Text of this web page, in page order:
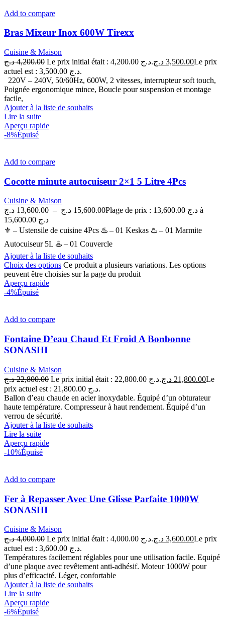
Add to compare
Bras Mixeur Inox 600W Tirexx
Cuisine & Maison
4,200.00 د.ج Le prix initial était : 4,200.00 د.ج. 3,500.00 د.ج
Le prix
actuel est : 3,500.00 د.ج.
220V – 240V, 50/60Hz, 600W, 2 vitesses, interrupteur soft touch,
Poignée ergonomique mince, Boucle pour suspension et montage
facile,
Ajouter à la liste de souhaits
Lire la suite
Aperçu rapide
-8%Épuisé
Add to compare
Cocotte minute autocuiseur 2×1 5 Litre 4Pcs
Cuisine & Maison
13,600.00 د.ج – 15,600.00 د.ج
Plage de prix : 13,600.00 د.ج à
15,600.00 د.ج
⚜ – Ustensile de cuisine 4Pcs ♨️ – 01 Keskas ♨️ – 01 Marmite
Autocuiseur 5L ♨️ – 01 Couvercle
Ajouter à la liste de souhaits
Choix des options Ce produit a plusieurs variations. Les options
peuvent être choisies sur la page du produit
Aperçu rapide
-4%Épuisé
Add to compare
Fontaine D’eau Chaud Et Froid A Bonbonne
SONASHI
Cuisine & Maison
22,800.00 د.ج Le prix initial était : 22,800.00 د.ج. 21,800.00 د.ج
Le
prix actuel est : 21,800.00 د.ج.
Ballon d’eau chaude en acier inoxydable. Équipé d’un obturateur
haute température. Compresseur à haut rendement. Équipé d’un
verrou de sécurité.
Ajouter à la liste de souhaits
Lire la suite
Aperçu rapide
-10%Épuisé
Add to compare
Fer à Repasser Avec Une Glisse Parfaite 1000W
SONASHI
Cuisine & Maison
4,000.00 د.ج Le prix initial était : 4,000.00 د.ج. 3,600.00 د.ج
Le prix
actuel est : 3,600.00 د.ج.
Températures facilement réglables pour une utilisation facile. Equipé
d’une plaque avec revêtement anti-adhésif. Moteur 1000W pour
plus d’efficacité. Léger, confortable
Ajouter à la liste de souhaits
Lire la suite
Aperçu rapide
-6%Épuisé